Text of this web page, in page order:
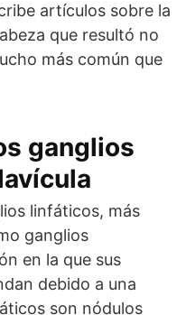
artículos sobre la
que resultó no
más común que
ganglios
linfáticos, más
ganglios
en la que sus
debido a una
son nódulos